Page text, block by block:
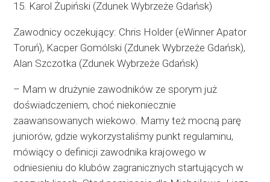
15. Karol Żupiński (Zdunek Wybrzeże Gdańsk)
Zawodnicy oczekujący: Chris Holder (eWinner Apator
Toruń), Kacper Gomólski (Zdunek Wybrzeże Gdańsk),
Alan Szczotka (Zdunek Wybrzeże Gdańsk)
– Mam w drużynie zawodników ze sporym już
doświadczeniem, choć niekoniecznie
zaawansowanych wiekowo. Mamy też mocną parę
juniorów, gdzie wykorzystaliśmy punkt regulaminu,
mówiący o definicji zawodnika krajowego w
odniesieniu do klubów zagranicznych startujących w